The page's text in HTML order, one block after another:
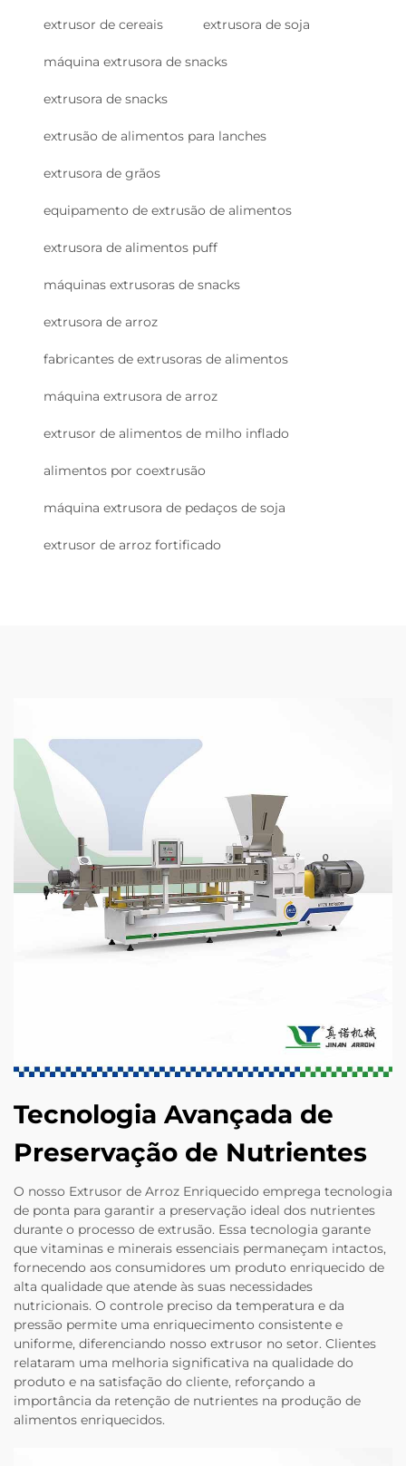
extrusor de cereais extrusora de soja
máquina extrusora de snacks
extrusora de snacks
extrusão de alimentos para lanches
extrusora de grãos
equipamento de extrusão de alimentos
extrusora de alimentos puff
máquinas extrusoras de snacks
extrusora de arroz
fabricantes de extrusoras de alimentos
máquina extrusora de arroz
extrusor de alimentos de milho inflado
alimentos por coextrusão
máquina extrusora de pedaços de soja
extrusor de arroz fortificado
Tecnologia Avançada de
Preservação de Nutrientes
O nosso Extrusor de Arroz Enriquecido emprega tecnologia
de ponta para garantir a preservação ideal dos nutrientes
durante o processo de extrusão. Essa tecnologia garante
que vitaminas e minerais essenciais permaneçam intactos,
fornecendo aos consumidores um produto enriquecido de
alta qualidade que atende às suas necessidades
nutricionais. O controle preciso da temperatura e da
pressão permite uma enriquecimento consistente e
uniforme, diferenciando nosso extrusor no setor. Clientes
relataram uma melhoria significativa na qualidade do
produto e na satisfação do cliente, reforçando a
importância da retenção de nutrientes na produção de
alimentos enriquecidos.